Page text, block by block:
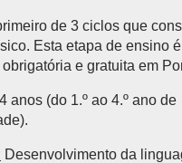
de 3 ciclos que
Esta etapa de ensino é
e gratuita em
anos (do 1.º ao 4.º ano de
Desenvolvimento da